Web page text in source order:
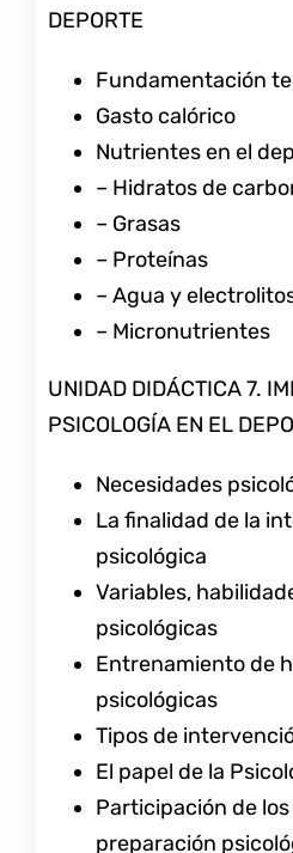
DEPORTE
Fundamentación
Gasto calórico
Nutrientes en el
– Hidratos de
– Grasas
– Proteínas
– Agua y
– Micronutrientes
UNIDAD DIDÁCTICA 7.
PSICOLOGÍA EN EL
Necesidades
La finalidad de la
psicológica
Variables,
psicológicas
Entrenamiento de
psicológicas
Tipos de
El papel de la
Participación de
preparación